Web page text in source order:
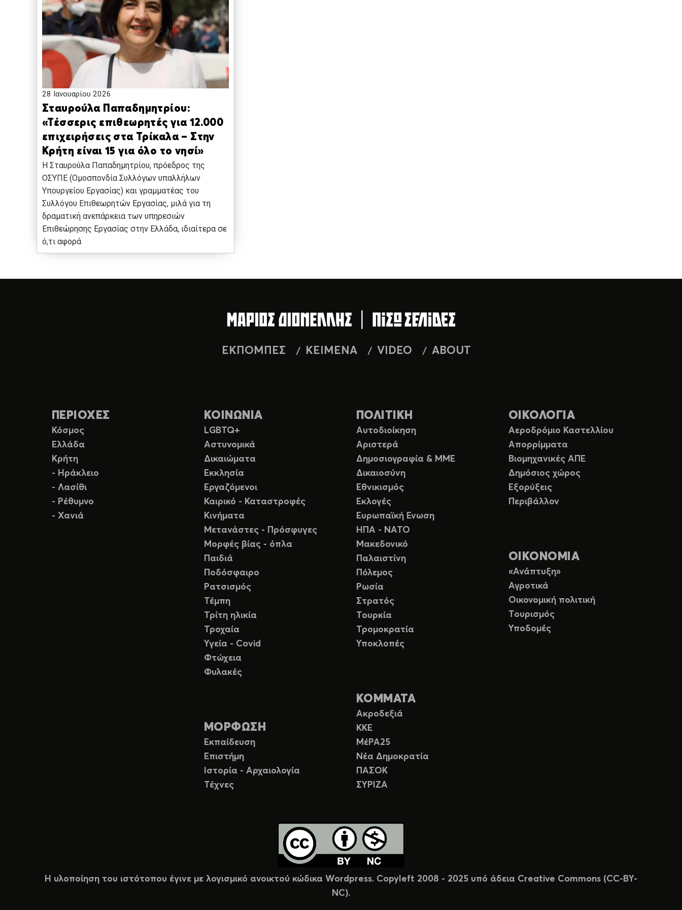
28 Ιανουαρίου 2026
Σταυρούλα Παπαδημητρίου:
«Τέσσερις επιθεωρητές για 12.000
επιχειρήσεις στα Τρίκαλα – Στην
Κρήτη είναι 15 για όλο το νησί»
Η Σταυρούλα Παπαδημητρίου, πρόεδρος της
ΟΣΥΠΕ (Ομοσπονδία Συλλόγων υπαλλήλων
Υπουργείου Εργασίας) και γραμματέας του
Συλλόγου Επιθεωρητών Εργασίας, μιλά για τη
δραματική ανεπάρκεια των υπηρεσιών
Επιθεώρησης Εργασίας στην Ελλάδα, ιδιαίτερα σε
ό,τι αφορά
ΕΚΠΟΜΠΕΣ ΚΕΙΜΕΝΑ VIDEO ABOUT
ΠΕΡΙΟΧΕΣ
Κόσμος
Ελλάδα
Κρήτη
- Ηράκλειο
- Λασίθι
- Ρέθυμνο
- Χανιά
ΚΟΙΝΩΝΙΑ
LGBTQ+
Αστυνομικά
Δικαιώματα
Εκκλησία
Εργαζόμενοι
Καιρικό - Καταστροφές
Κινήματα
Μετανάστες - Πρόσφυγες
Μορφές βίας - όπλα
Παιδιά
Ποδόσφαιρο
Ρατσισμός
Τέμπη
Τρίτη ηλικία
Τροχαία
Υγεία - Covid
Φτώχεια
Φυλακές
ΜΟΡΦΩΣΗ
Εκπαίδευση
Επιστήμη
Ιστορία - Αρχαιολογία
Τέχνες
ΠΟΛΙΤΙΚΗ
Αυτοδιοίκηση
Αριστερά
Δημοσιογραφία & ΜΜΕ
Δικαιοσύνη
Εθνικισμός
Εκλογές
Ευρωπαϊκή Ενωση
ΗΠΑ - ΝΑΤΟ
Μακεδονικό
Παλαιστίνη
Πόλεμος
Ρωσία
Στρατός
Τουρκία
Τρομοκρατία
Υποκλοπές
ΚΟΜΜΑΤΑ
Ακροδεξιά
ΚΚΕ
ΜέΡΑ25
Νέα Δημοκρατία
ΠΑΣΟΚ
ΣΥΡΙΖΑ
ΟΙΚΟΛΟΓΙΑ
Αεροδρόμιο Καστελλίου
Απορρίμματα
Βιομηχανικές ΑΠΕ
Δημόσιος χώρος
Εξορύξεις
Περιβάλλον
ΟΙΚΟΝΟΜΙΑ
«Ανάπτυξη»
Αγροτικά
Οικονομική πολιτική
Τουρισμός
Υποδομές
Η υλοποίηση του ιστότοπου έγινε με λογισμικό ανοικτού κώδικα Wordpress. Copyleft 2008 - 2025 υπό άδεια Creative Commons (CC-BY-
NC).